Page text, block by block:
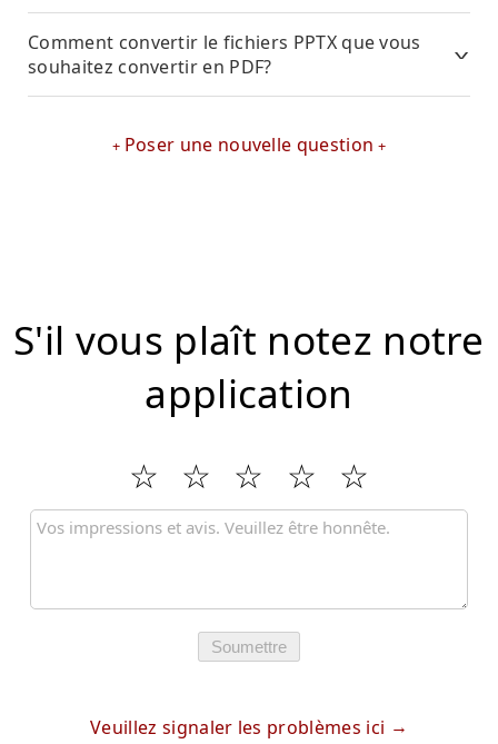
Comment convertir le fichiers PPTX que vous
souhaitez convertir en PDF?
Poser une nouvelle question
S'il vous plaît notez notre
application
Soumettre
Veuillez signaler les problèmes ici